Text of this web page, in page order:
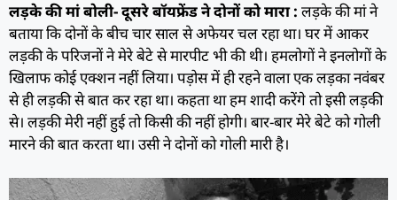
लड़के की मां बोली- दूसरे बॉयफ्रेंड ने दोनों को मारा : लड़के की मां ने
बताया कि दोनों के बीच चार साल से अफेयर चल रहा था। घर में आकर
लड़की के परिजनों ने मेरे बेटे से मारपीट भी की थी। हमलोगों ने इनलोगों के
खिलाफ कोई एक्शन नहीं लिया। पड़ोस में ही रहने वाला एक लड़का नवंबर
से ही लड़की से बात कर रहा था। कहता था हम शादी करेंगे तो इसी लड़की
से। लड़की मेरी नहीं हुई तो किसी की नहीं होगी। बार-बार मेरे बेटे को गोली
मारने की बात करता था। उसी ने दोनों को गोली मारी है।